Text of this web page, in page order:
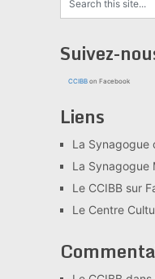
Suivez-
CCIBBon Facebook
Liens
La Synagogue
La Synagogue
Le CCIBB sur
Le Centre